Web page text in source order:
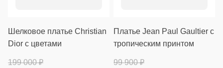
Шелковое платье Christian
Dior с цветами
199 000₽
Платье Jean Paul Gaultier с
тропическим принтом
99 900₽